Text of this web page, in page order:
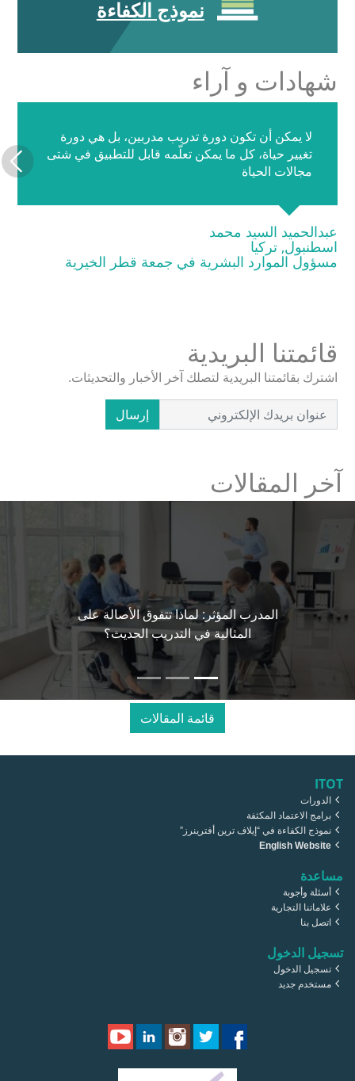
نموذج الكفاءة
شهادات و آراء
لا يمكن أن تكون دورة تدريب مدربين، بل هي دورة
تغيير حياة، كل ما يمكن تعلّمه قابل للتطبيق في شتى
مجالات الحياة
عبدالحميد السيد محمد
اسطنبول, تركيا
مسؤول الموارد البشرية في جمعة قطر الخيرية
قائمتنا البريدية
اشترك بقائمتنا البريدية لتصلك آخر الأخبار والتحديثات.
إرسال
آخر المقالات
المدرب المؤثر: لماذا تتفوق الأصالة على
المثالية في التدريب الحديث؟
قائمة المقالات
ITOT
الدورات
برامج الاعتماد المكثفة
نموذج الكفاءة في “إيلاف ترين أفترينرز”
English Website
مساعدة
أسئلة وأجوبة
علاماتنا التجارية
اتصل بنا
تسجيل الدخول
تسجيل الدخول
مستخدم جديد